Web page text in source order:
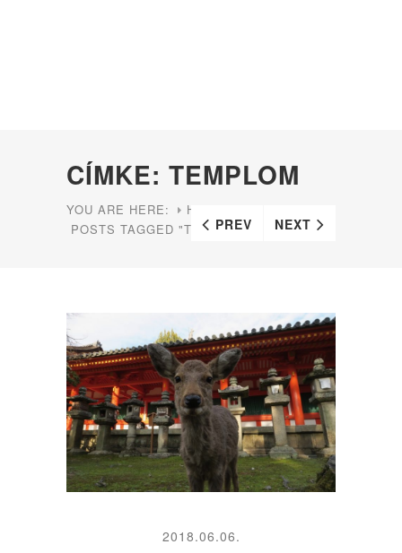
CÍMKE: TEMPLOM
YOU ARE HERE:
HOME
POSTS TAGGED "TEMPLOM"
PREV NEXT
2018.06.06.